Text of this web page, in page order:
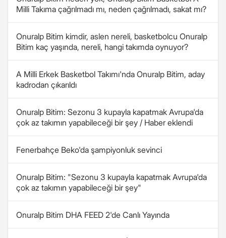
Milli Takıma çağrılmadı mı, neden çağrılmadı, sakat mı?
Onuralp Bitim kimdir, aslen nereli, basketbolcu Onuralp
Bitim kaç yaşında, nereli, hangi takımda oynuyor?
A Milli Erkek Basketbol Takımı'nda Onuralp Bitim, aday
kadrodan çıkarıldı
Onuralp Bitim: Sezonu 3 kupayla kapatmak Avrupa'da
çok az takımın yapabileceği bir şey / Haber eklendi
Fenerbahçe Beko'da şampiyonluk sevinci
Onuralp Bitim: "Sezonu 3 kupayla kapatmak Avrupa'da
çok az takımın yapabileceği bir şey"
Onuralp Bitim DHA FEED 2'de Canlı Yayında